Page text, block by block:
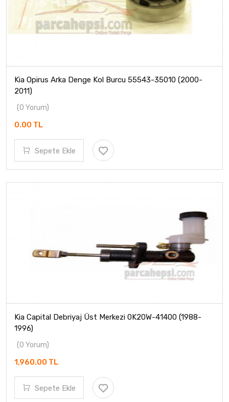
Kia Opirus Arka Denge Kol Burcu 55543-35010 (2000-
2011)
(0 Yorum)
0.00 TL
Sepete Ekle
Kia Capital Debriyaj Üst Merkezi 0K20W-41400 (1988-
1996)
(0 Yorum)
1,960.00 TL
Sepete Ekle